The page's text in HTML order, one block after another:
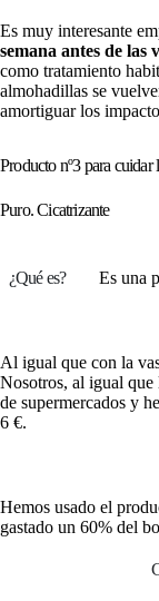
Es muy interesante
semana antes de las
como tratamiento
almohadillas se
amortiguar los
Producto nº3 para
Puro. Cicatrizante
¿Qué es? Es una
Al igual que con la
Nosotros, al igual que
de supermercados y
6 €.
Hemos usado el
gastado un 60% del